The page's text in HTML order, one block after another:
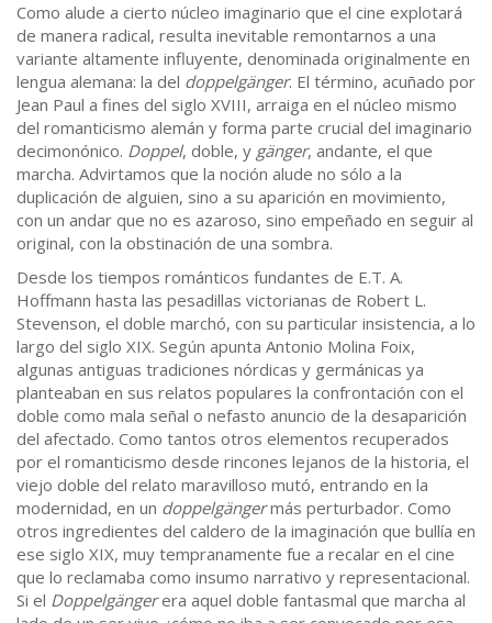
Como alude a cierto núcleo imaginario que el cine explotará
de manera radical, resulta inevitable remontarnos a una
variante altamente influyente, denominada originalmente en
lengua alemana: la del doppelgänger. El término, acuñado por
Jean Paul a fines del siglo XVIII, arraiga en el núcleo mismo
del romanticismo alemán y forma parte crucial del imaginario
decimonónico. Doppel, doble, y gänger, andante, el que
marcha. Advirtamos que la noción alude no sólo a la
duplicación de alguien, sino a su aparición en movimiento,
con un andar que no es azaroso, sino empeñado en seguir al
original, con la obstinación de una sombra.
Desde los tiempos románticos fundantes de E.T. A.
Hoffmann hasta las pesadillas victorianas de Robert L.
Stevenson, el doble marchó, con su particular insistencia, a lo
largo del siglo XIX. Según apunta Antonio Molina Foix,
algunas antiguas tradiciones nórdicas y germánicas ya
planteaban en sus relatos populares la confrontación con el
doble como mala señal o nefasto anuncio de la desaparición
del afectado. Como tantos otros elementos recuperados
por el romanticismo desde rincones lejanos de la historia, el
viejo doble del relato maravilloso mutó, entrando en la
modernidad, en un doppelgängermás perturbador. Como
otros ingredientes del caldero de la imaginación que bullía en
ese siglo XIX, muy tempranamente fue a recalar en el cine
que lo reclamaba como insumo narrativo y representacional.
Si el Doppelgängerera aquel doble fantasmal que marcha al